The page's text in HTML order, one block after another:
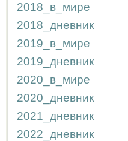
2018_в_мире
2018_дневник
2019_в_мире
2019_дневник
2020_в_мире
2020_дневник
2021_дневник
2022_дневник